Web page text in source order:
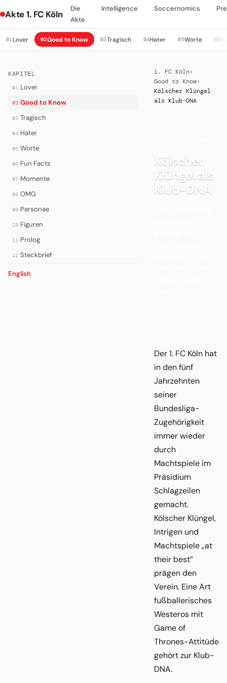
Akte 1. FC Köln
Die
Akte
Intelligence Soccernomics
01Lover 02Good to Know 03Tragisch 04Hater 05Worte 06
KAPITEL
01 Lover
02 Good to Know
03 Tragisch
04 Hater
05 Worte
06 Fun Facts
07 Momente
08 OMG
09 Personae
10 Figuren
11 Prolog
12 Steckbrief
English
1. FC Köln›
Good to Know›
Kölscher Klüngel
als Klub-DNA
Kölscher
Klüngel als
Klub-DNA
Der 1. FC Köln hat
in den fünf
Jahrzehnten
seiner
Bundesliga-
Zugehörigkeit
immer wieder
durch
Machtspiele im
Präsidium
Schlagzeilen
gemacht.
Kölscher Klüngel,
Intrigen und
Machtspiele „at
their best“
prägen den
Verein. Eine Art
fußballerisches
Westeros mit
Game of
Thrones-Attitüde
gehört zur Klub-
DNA.